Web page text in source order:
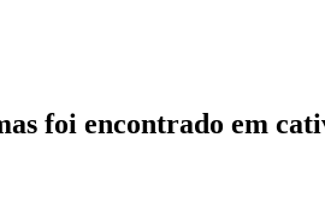
foi encontrado em